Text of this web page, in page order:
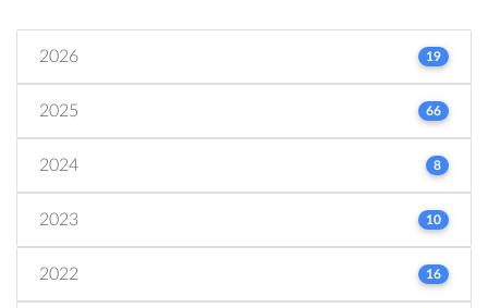
2026 19
2025 66
2024 8
2023 10
2022 16